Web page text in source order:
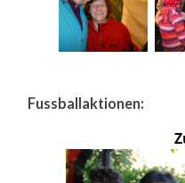
Fussballaktionen: